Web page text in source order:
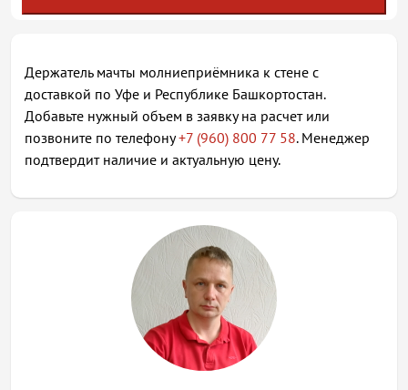
Держатель мачты молниеприёмника к стене с
доставкой по Уфе и Республике Башкортостан.
Добавьте нужный объем в заявку на расчет или
позвоните по телефону+7 (960) 800 77 58. Менеджер
подтвердит наличие и актуальную цену.